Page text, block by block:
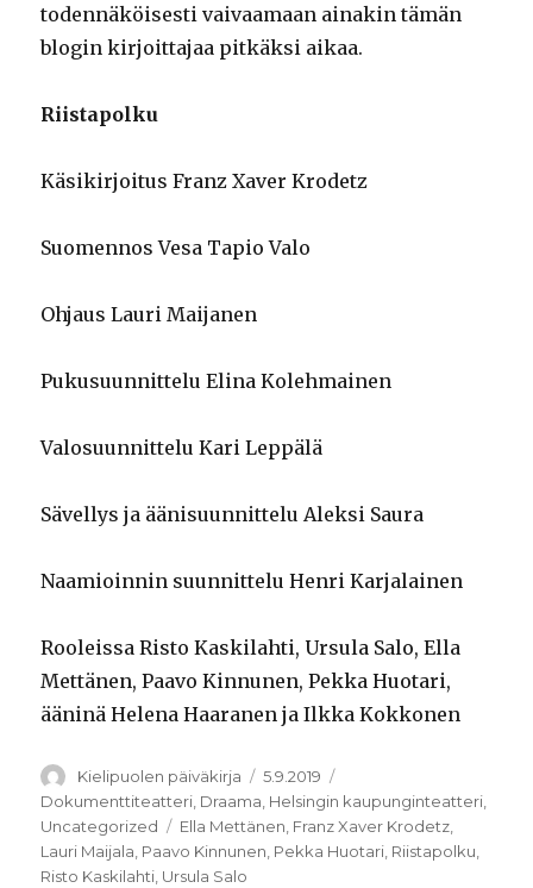
todennäköisesti vaivaamaan ainakin tämän
blogin kirjoittajaa pitkäksi aikaa.
Riistapolku
Käsikirjoitus Franz Xaver Krodetz
Suomennos Vesa Tapio Valo
Ohjaus Lauri Maijanen
Pukusuunnittelu Elina Kolehmainen
Valosuunnittelu Kari Leppälä
Sävellys ja äänisuunnittelu Aleksi Saura
Naamioinnin suunnittelu Henri Karjalainen
Rooleissa Risto Kaskilahti, Ursula Salo, Ella
Mettänen, Paavo Kinnunen, Pekka Huotari,
ääninä Helena Haaranen ja Ilkka Kokkonen
Kirjoittaja
Kielipuolen päiväkirja Julkaistu
5.9.2019
Dokumenttiteatteri Draama Helsingin kaupunginteatteri
Uncategorized
Avainsanat
Ella Mettänen Franz Xaver Krodetz
Lauri Maijala Paavo Kinnunen Pekka Huotari Riistapolku
Risto Kaskilahti Ursula Salo